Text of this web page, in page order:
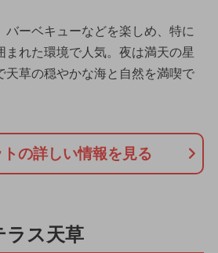
バーベキューなどを楽しめ、特に
まれた環境で人気。夜は満天の星
天草の穏やかな海と自然を満喫で
の詳しい情報を見る
ラス天草